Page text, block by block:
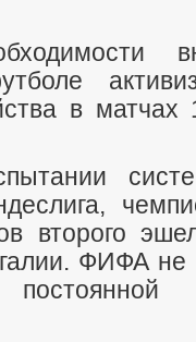
в
второго
ФИФА не